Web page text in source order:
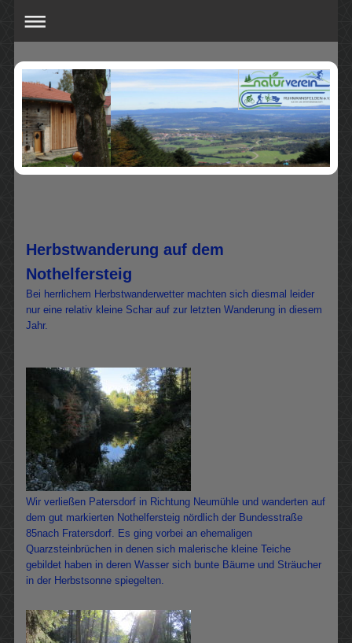
Herbstwanderung auf dem
Nothelfersteig
Bei herrlichem Herbstwanderwetter machten sich diesmal leider
nur eine relativ kleine Schar auf zur letzten Wanderung in diesem
Jahr.
Wir verließen Patersdorf in Richtung Neumühle und wanderten auf
dem gut markierten Nothelfersteig nördlich der Bundesstraße
85nach Fratersdorf. Es ging vorbei an ehemaligen
Quarzsteinbrüchen in denen sich malerische kleine Teiche
gebildet haben in deren Wasser sich bunte Bäume und Sträucher
in der Herbstsonne spiegelten.